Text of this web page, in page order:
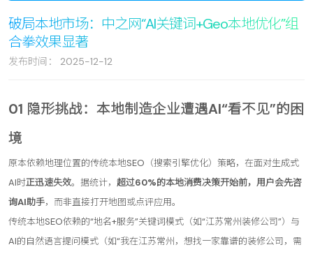
破局本地市场：中之网“AI关键词+Geo本地优化”组
合拳效果显著
发布时间： 2025-12-12
01 隐形挑战：本地制造企业遭遇AI“看不见”的困
境
原本依赖地理位置的传统本地SEO（搜索引擎优化）策略，在面对生成式
AI时正迅速失效。据统计， 超过60%的本地消费决策开始前，用户会先咨
询AI助手，而非直接打开地图或点评应用。
传统本地SEO依赖的“地名+服务”关键词模式（如“江苏常州装修公司”）与
AI的自然语言提问模式（如“我在江苏常州，想找一家靠谱的装修公司，需